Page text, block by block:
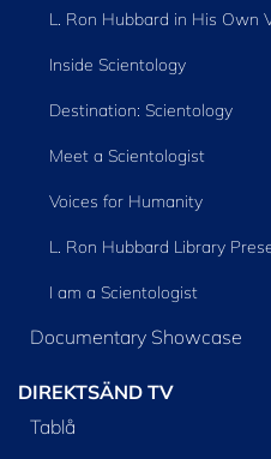
L. Ron Hubbard in His Own
Inside Scientology
Destination: Scientology
Meet a Scientologist
Voices for Humanity
L. Ron Hubbard Library
I am a Scientologist
Documentary Showcase
DIREKTSÄND TV
Tablå